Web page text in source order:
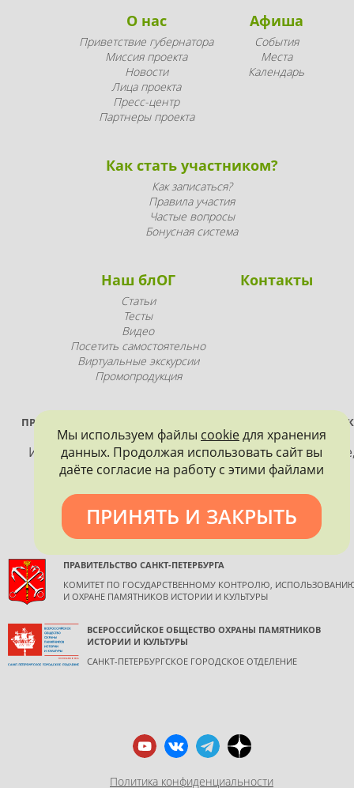
О нас
Приветствие губернатора
Миссия проекта
Новости
Лица проекта
Пресс-центр
Партнеры проекта
Афиша
События
Места
Календарь
Как стать участником?
Как записаться?
Правила участия
Частые вопросы
Бонусная система
Наш блОГ
Статьи
Тесты
Видео
Посетить самостоятельно
Виртуальные экскурсии
Промопродукция
Контакты
ПРОЕКТ РЕАЛИЗУЕТСЯ ПРИ ПОДДЕРЖКЕ ПРАВИТЕЛЬСТВА
ПЕТЕРБУРГА
Использование материалов, размещенных на
допускается только с согласия правообладателя и
ПРАВИТЕЛЬСТВО САНКТ-ПЕТЕРБУРГА
КОМИТЕТ ПО ГОСУДАРСТВЕННОМУ КОНТРОЛЮ,
И ОХРАНЕ ПАМЯТНИКОВ ИСТОРИИ И КУЛЬТУРЫ
ВСЕРОССИЙСКОЕ ОБЩЕСТВО ОХРАНЫ ПАМЯТНИКОВ
ИСТОРИИ И КУЛЬТУРЫ
САНКТ-ПЕТЕРБУРГСКОЕ ГОРОДСКОЕ ОТДЕЛЕНИЕ
Политика конфиденциальности
Мы используем файлы cookieдля хранения
данных. Продолжая использовать сайт вы
даёте согласие на работу с этими файлами
ПРИНЯТЬ И ЗАКРЫТЬ